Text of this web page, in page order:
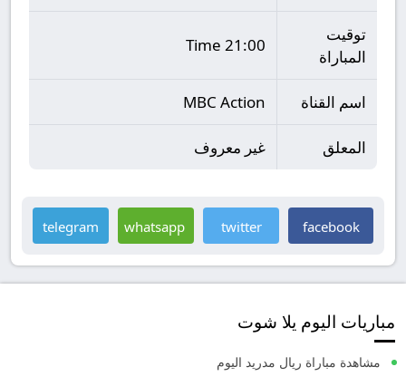
توقيت
المباراة
21:00 Time
اسم القناة MBC Action
المعلق غير معروف
facebook
twitter
whatsapp
telegram
مباريات اليوم يلا شوت
مشاهدة مباراة ريال مدريد اليوم